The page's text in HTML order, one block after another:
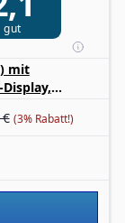
gut
mit
Matte
(3% Rabatt!)